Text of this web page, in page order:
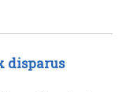
disparus